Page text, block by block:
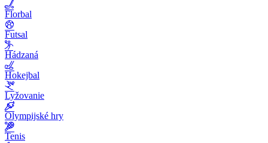
Florbal
Futsal
Hádzaná
Hokejbal
Lyžovanie
Olympijské hry
Tenis